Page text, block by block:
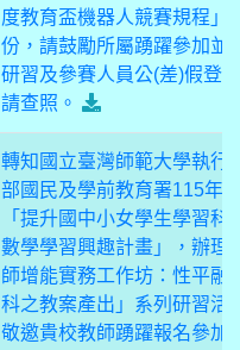
度教育盃機器人競賽規程」
份，請鼓勵所屬踴躍參加並
研習及參賽人員公(差)假登
請查照。
轉知國立臺灣師範大學執行
部國民及學前教育署115年
「提升國中小女學生學習科
數學學習興趣計畫」，辦理
師增能實務工作坊：性平融
科之教案產出」系列研習活
敬邀貴校教師踴躍報名參加